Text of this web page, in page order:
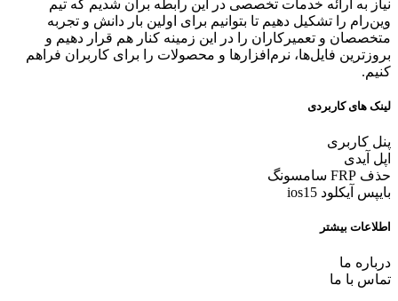
نیاز به ارائه خدمات تخصصی در این رابطه برآن شدیم که تیم
وین‌رام را تشکیل دهیم تا بتوانیم برای اولین بار دانش و تجربه
متخصصان و تعمیرکاران را در این زمینه کنار هم قرار دهیم و
بروزترین فایل‌ها، نرم‌افزارها و محصولات را برای کاربران فراهم
کنیم.
لینک های کاربردی
پنل کاربری
اپل آیدی
حذف FRP سامسونگ
بایپس آیکلود ios15
اطلاعات بیشتر
درباره ما
تماس با ما